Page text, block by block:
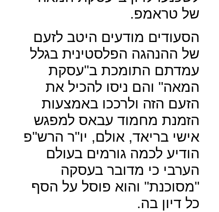
של טראמפ.
הסעודים מודעים היטב לזעם
של ההנהגה הפלסטינית בגלל
עמדתם התומכת ב"עסקת
המאה" והם ניסו להכיל את
הזעם הזה ולרככו באמצעות
הזמנת מחמוד עבאס למפגש
אישי בריאד, אולם, יו"ר הרש"פ
הודיע לכמה גורמים בעולם
הערבי כי מדובר בעסקה
"מסוכנת" והוא פוסל על הסף
כל דיון בה.